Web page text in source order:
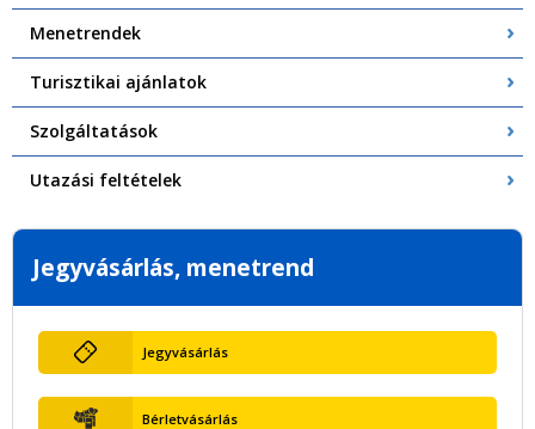
Menetrendek
Turisztikai ajánlatok
Szolgáltatások
Utazási feltételek
Jegyvásárlás, menetrend
Jegyvásárlás
Bérletvásárlás